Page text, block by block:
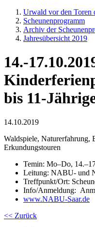
Urwald vor den Toren
Scheunenprogramm
Archiv der
Jahresübersicht 2019
14.-
bis 11-
14.10.2019
Waldspiele, Naturerfahrung,
Erkundungstouren
Temin: Mo–Do,
Leitung: NABU- und
Treffpunkt/Ort:
Info/Anmeldung:
www.NABU-Saar.de
<< Zurück